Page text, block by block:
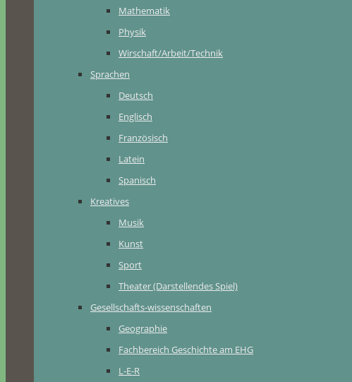
Mathematik
Physik
Wirschaft/Arbeit/Technik
Sprachen
Deutsch
Englisch
Französisch
Latein
Spanisch
Kreatives
Musik
Kunst
Sport
Theater (Darstellendes Spiel)
Gesellschafts-wissenschaften
Geographie
Fachbereich Geschichte am EHG
L-E-R